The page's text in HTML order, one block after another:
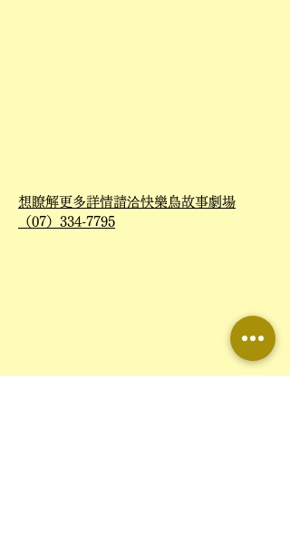
​想瞭解更多詳情請洽快樂鳥故事劇場
（07）334-7795